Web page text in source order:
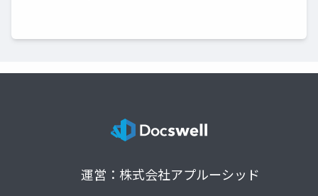
運営：株式会社アプルーシッド